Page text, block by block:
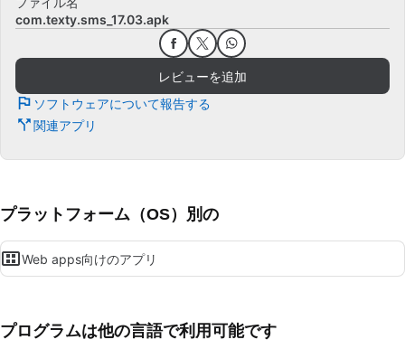
com.texty.sms_17.03.apk
レビューを追加
ソフトウェアについて報告する
関連アプリ
プラットフォーム（OS）別の
Web apps向けのアプリ
プログラムは他の言語で利用可能です